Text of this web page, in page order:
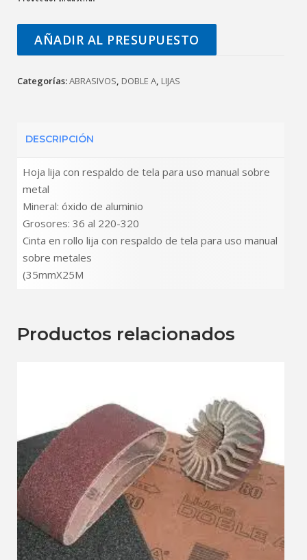
AÑADIR AL PRESUPUESTO
Categorías:ABRASIVOS, DOBLE A, LIJAS
DESCRIPCIÓN
Hoja lija con respaldo de tela para uso manual sobre
metal
Mineral: óxido de aluminio
Grosores: 36 al 220-320
Cinta en rollo lija con respaldo de tela para uso manual
sobre metales
(35mmX25M
Productos relacionados